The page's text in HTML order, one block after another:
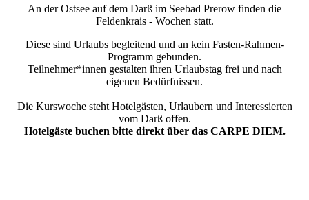
An der Ostsee auf dem Darß im Seebad Prerow finden die
Feldenkrais - Wochen statt.
Diese sind Urlaubs begleitend und an kein Fasten-Rahmen-
Programm gebunden.
Teilnehmer*innen gestalten ihren Urlaubstag frei und nach
eigenen Bedürfnissen.
Die Kurswoche steht Hotelgästen, Urlaubern und Interessierten
vom Darß offen.
Hotelgäste buchen bitte direkt über das CARPE DIEM.